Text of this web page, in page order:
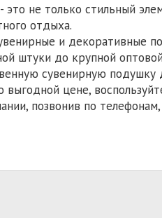
не только стильный
комфортного
и декоративные
штуки до крупной
сувенирную подушку
выгодной цене,
позвонив по